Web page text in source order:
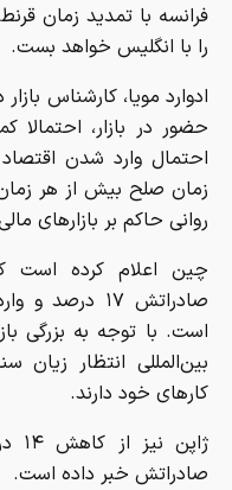
فرانسه با تمدید زمان
را با انگلیس خواهد بست.
ادوارد مویا، کارشناس
حضور در بازار،
احتمال وارد شدن
زمان صلح بیش از هر
روانی حاکم بر بازارهای
چین اعلام کرده است
صادراتش ۱۷
است. با توجه به بزرگی
بین‌المللی انتظار
کارهای خود دارند.
صادراتش خبر داده است.